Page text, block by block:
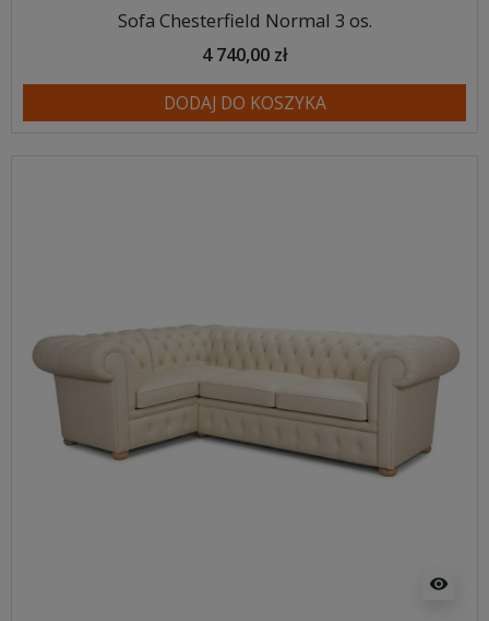
Sofa Chesterfield Normal 3 os.
4 740,00 zł
DODAJ DO KOSZYKA
visibility